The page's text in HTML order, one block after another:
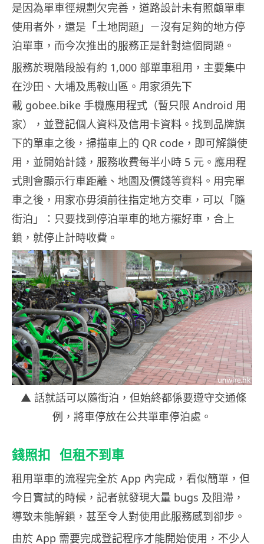
是因為單車徑規劃欠完善，道路設計未有照顧單車
使用者外，還是「土地問題」－沒有足夠的地方停
泊單車，而今次推出的服務正是針對這個問題。
服務於現階段設有約 1,000 部單車租用，主要集中
在沙田、大埔及馬鞍山區。用家須先下
載 gobee.bike 手機應用程式（暫只限 Android 用
家），並登記個人資料及信用卡資料。找到品牌旗
下的單車之後，掃描車上的 QR code，即可解鎖使
用，並開始計錢，服務收費每半小時 5 元。應用程
式則會顯示行車距離、地圖及價錢等資料。用完單
車之後，用家亦毋須前往指定地方交車，可以「隨
街泊」：只要找到停泊單車的地方擺好車，合上
鎖，就停止計時收費。
▲ 話就話可以隨街泊，但始終都係要遵守交通條
例，將車停放在公共單車停泊處。
錢照扣 但租不到車
租用單車的流程完全於 App 內完成，看似簡單，但
今日實試的時候，記者就發現大量 bugs 及阻滯，
導致未能解鎖，甚至令人對使用此服務感到卻步。
由於 App 需要完成登記程序才能開始使用，不少人